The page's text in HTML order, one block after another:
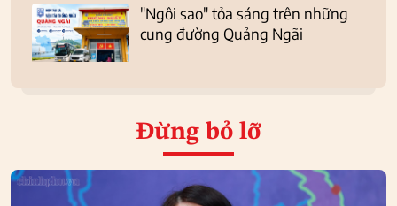
"Ngôi sao" tỏa sáng trên những
cung đường Quảng Ngãi
Đừng bỏ lỡ